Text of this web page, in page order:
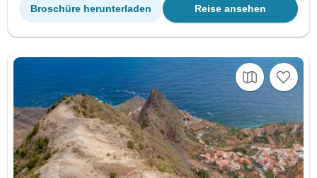
Reise ansehen
Broschüre herunterladen